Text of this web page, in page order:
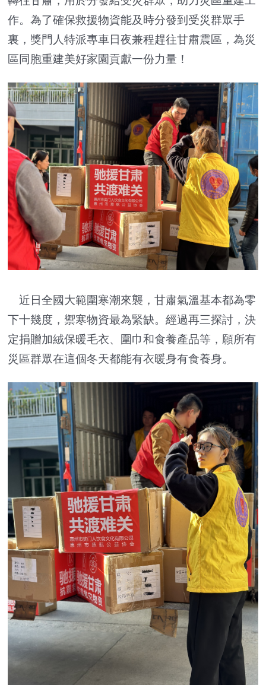
作。為了確保救援物資能及時分發到受災群眾手
裏，獎門人特派專車日夜兼程趕往甘肅震區，為災
區同胞重建美好家園貢獻一份力量！
近日全國大範圍寒潮來襲，甘肅氣溫基本都為零
下十幾度，禦寒物資最為緊缺。經過再三探討，決
定捐贈加絨保暖毛衣、圍巾和食養產品等，願所有
災區群眾在這個冬天都能有衣暖身有食養身。